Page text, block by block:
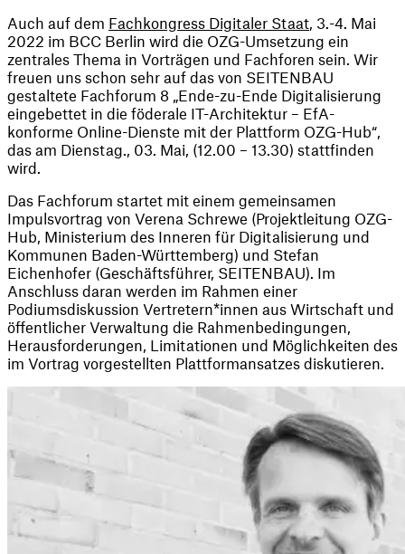
Auch auf dem Fachkongress Digitaler Staat , 3.-4. Mai
2022 im BCC Berlin wird die OZG-Umsetzung ein
zentrales Thema in Vorträgen und Fachforen sein. Wir
freuen uns schon sehr auf das von SEITENBAU
gestaltete Fachforum 8 „Ende-zu-Ende Digitalisierung
eingebettet in die föderale IT-Architektur – EfA-
konforme Online-Dienste mit der Plattform OZG-Hub“,
das am Dienstag., 03. Mai, (12.00 – 13.30) stattfinden
wird.
Das Fachforum startet mit einem gemeinsamen
Impulsvortrag von Verena Schrewe (Projektleitung OZG-
Hub, Ministerium des Inneren für Digitalisierung und
Kommunen Baden-Württemberg) und Stefan
Eichenhofer (Geschäftsführer, SEITENBAU). Im
Anschluss daran werden im Rahmen einer
Podiumsdiskussion Vertretern*innen aus Wirtschaft und
öffentlicher Verwaltung die Rahmenbedingungen,
Herausforderungen, Limitationen und Möglichkeiten des
im Vortrag vorgestellten Plattformansatzes diskutieren.